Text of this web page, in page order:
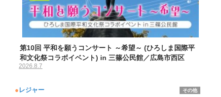
第10回 平和を願うコンサート ～希望～ (ひろしま国際平
和文化祭コラボイベント) in 三篠公民館／広島市西区
2026.8.7
● レジャー その他